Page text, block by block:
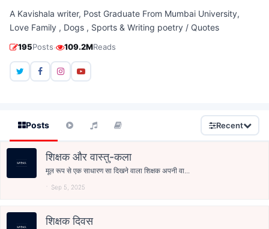
A Kavishala writer, Post Graduate From Mumbai University,
Love Family , Dogs , Sports & Writing poetry / Quotes
195Posts· 109.2MReads
Posts Recent
शिक्षक और वास्तु-कला
मूल रूप से एक साधारण सा दिखने वाला शिक्षक अपनी वा...
Sep 5, 2025
शिक्षक दिवस